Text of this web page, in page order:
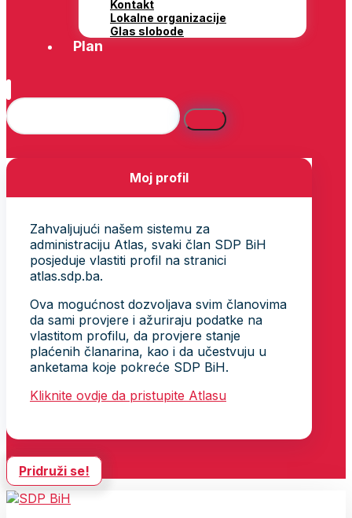
Kontakt
Lokalne organizacije
Glas slobode
Plan
Moj profil
Zahvaljujući našem sistemu za
administraciju Atlas, svaki član SDP BiH
posjeduje vlastiti profil na stranici
atlas.sdp.ba.
Ova mogućnost dozvoljava svim članovima
da sami provjere i ažuriraju podatke na
vlastitom profilu, da provjere stanje
plaćenih članarina, kao i da učestvuju u
anketama koje pokreće SDP BiH.
Kliknite ovdje da pristupite Atlasu
Pridruži se!